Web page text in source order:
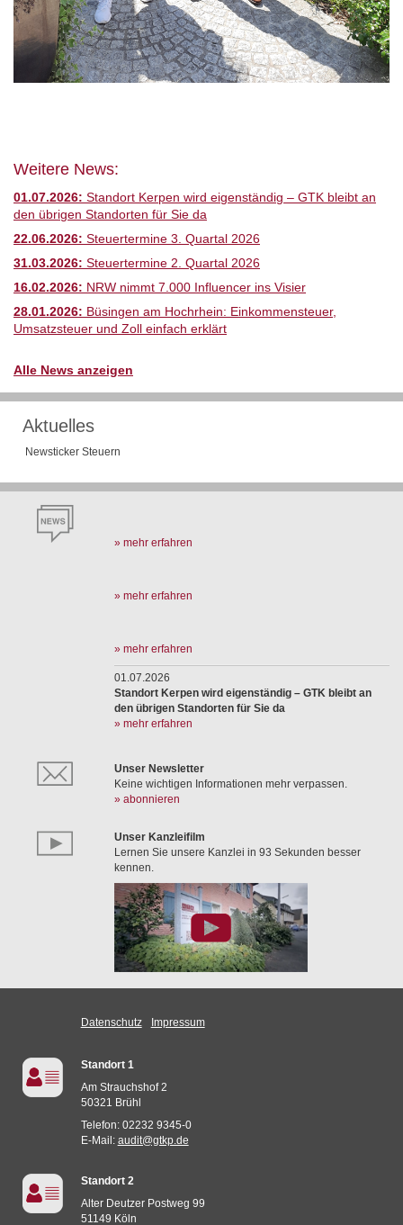
Weitere News:
01.07.2026: Standort Kerpen wird eigenständig – GTK bleibt an
den übrigen Standorten für Sie da
22.06.2026: Steuertermine 3. Quartal 2026
31.03.2026: Steuertermine 2. Quartal 2026
16.02.2026: NRW nimmt 7.000 Influencer ins Visier
28.01.2026: Büsingen am Hochrhein: Einkommensteuer,
Umsatzsteuer und Zoll einfach erklärt
Alle News anzeigen
Aktuelles
Newsticker Steuern
» mehr erfahren
» mehr erfahren
» mehr erfahren
01.07.2026
Standort Kerpen wird eigenständig – GTK bleibt an
den übrigen Standorten für Sie da
» mehr erfahren
Unser Newsletter
Keine wichtigen Informationen mehr verpassen.
» abonnieren
Unser Kanzleifilm
Lernen Sie unsere Kanzlei in 93 Sekunden besser
kennen.
Datenschutz Impressum
Standort 1
Am Strauchshof 2
50321 Brühl
Telefon: 02232 9345-0
E-Mail: audit@gtkp.de
Standort 2
Alter Deutzer Postweg 99
51149 Köln